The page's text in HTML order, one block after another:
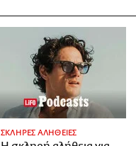
ΣΚΛΗΡΕΣ ΑΛΗΘΕΙΕΣ